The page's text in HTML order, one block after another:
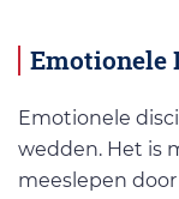
Emotionele
Emotionele
wedden. Het is
meeslepen